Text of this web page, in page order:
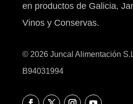
en productos de Galicia,
Vinos y Conservas.
© 2026 Juncal Alimentación
B94031994